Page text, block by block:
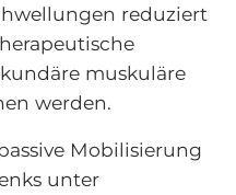
reduziert
muskuläre
werden.
Mobilisierung
unter